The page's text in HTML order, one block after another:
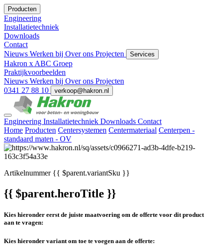
Producten
Engineering
Installatietechniek
Downloads
Contact
Nieuws Werken bij Over ons Projecten Services
Hakron x ABC Groep
Praktijkvoorbeelden
Nieuws Werken bij Over ons Projecten
0341 27 88 10
verkoop@hakron.nl
Engineering Installatietechniek Downloads Contact
Home Producten Centersystemen Centermateriaal Centerpen -
standaard maten - OV
Artikelnummer{{ $parent.variantSku }}
{{ $parent.heroTitle }}
Kies hieronder eerst de juiste maatvoering om de offerte voor dit product
aan te vragen:
Kies hieronder variant om toe te voegen aan de offerte: